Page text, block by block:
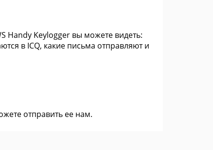
Handy Keylogger вы можете видеть:
в ICQ, какие письма отправляют и
отправить ее нам.